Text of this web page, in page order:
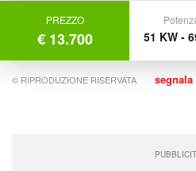
PREZZO
€ 13.700 51 KW -
© RIPRODUZIONE RISERVATA